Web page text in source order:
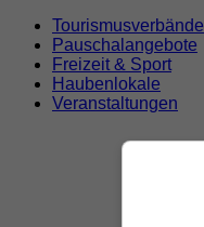
Tourismusverbände
Pauschalangebote
Freizeit & Sport
Haubenlokale
Veranstaltungen